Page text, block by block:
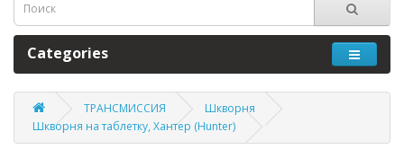
Categories
ТРАНСМИССИЯ
Шкворня
Шкворня на таблетку, Хантер (Hunter)